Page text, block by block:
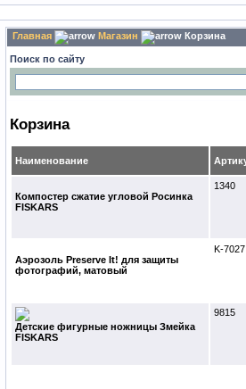
Главная Магазин Корзина
Поиск по сайту
Корзина
Наименование
Компостер сжатие угловой Росинка
FISKARS
1340
Аэрозоль Preserve It! для защиты
фотографий, матовый
K-7027
Детские фигурные ножницы Змейка
FISKARS
9815